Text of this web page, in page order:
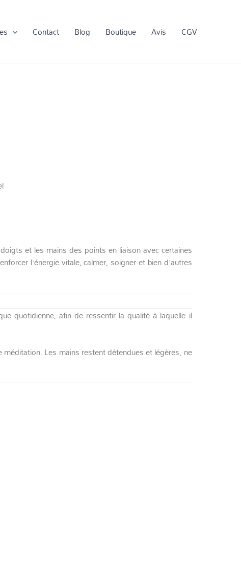
Contact Blog Boutique Avis CGV
et les mains des points en liaison avec certaines
l’énergie vitale, calmer, soigner et bien d’autres
quotidienne, afin de ressentir la qualité à laquelle il
Les mains restent détendues et légères, ne